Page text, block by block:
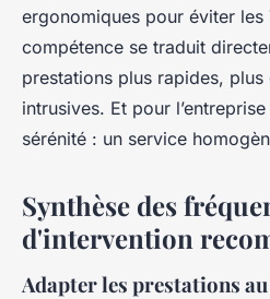
ergonomiques pour éviter les
compétence se traduit
prestations plus rapides,
intrusives. Et pour
sérénité : un service
Synthèse des
d'intervention
Adapter les prestations